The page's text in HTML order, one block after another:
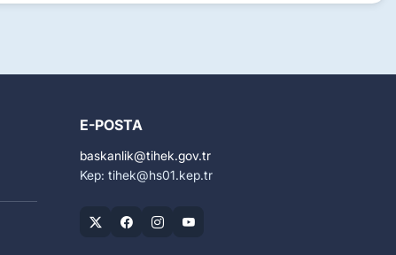
E-POSTA
baskanlik tihek.gov.tr
Kep: tihek hs01.kep.tr